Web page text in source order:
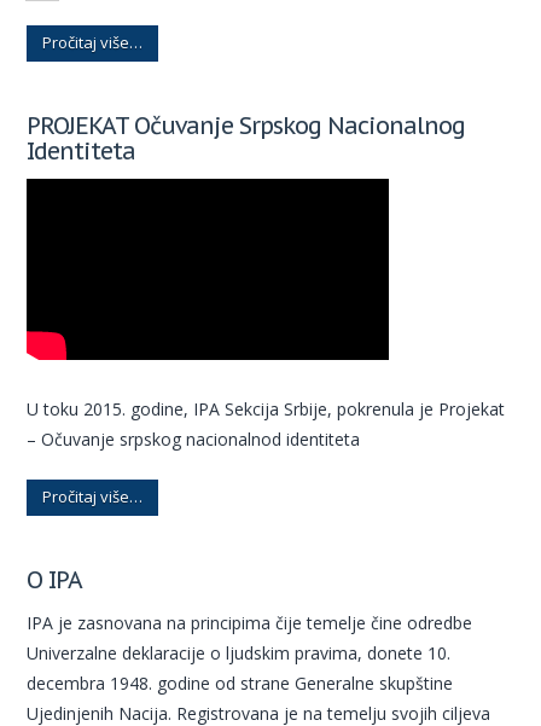
Pročitaj više…
PROJEKAT Očuvanje Srpskog Nacionalnog
Identiteta
U toku 2015. godine, IPA Sekcija Srbije, pokrenula je Projekat
– Očuvanje srpskog nacionalnod identiteta
Pročitaj više…
O IPA
IPA je zasnovana na principima čije temelje čine odredbe
Univerzalne deklaracije o ljudskim pravima, donete 10.
decembra 1948. godine od strane Generalne skupštine
Ujedinjenih Nacija. Registrovana je na temelju svojih ciljeva